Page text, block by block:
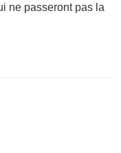
ne passeront pas la